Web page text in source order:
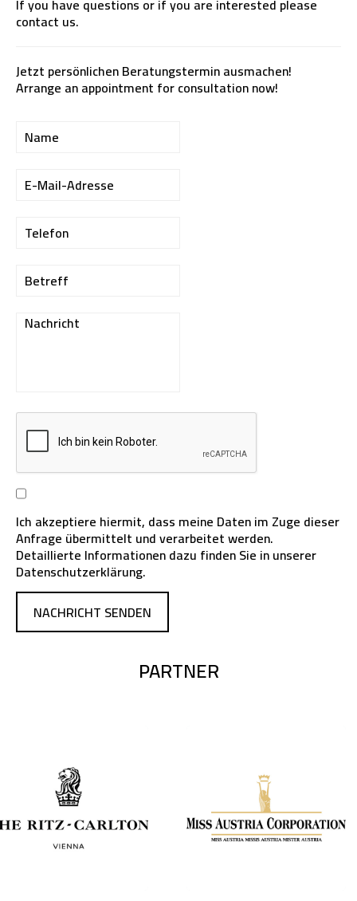
If you have questions or if you are interested please
contact us.
Jetzt persönlichen Beratungstermin ausmachen!
Arrange an appointment for consultation now!
Ich akzeptiere hiermit, dass meine Daten im Zuge dieser
Anfrage übermittelt und verarbeitet werden.
Detaillierte Informationen dazu finden Sie in unserer
Datenschutzerklärung.
NACHRICHT SENDEN
PARTNER